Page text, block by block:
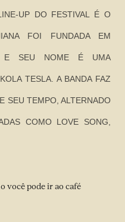
UP DO FESTIVAL É O
FOI FUNDADA EM
E SEU NOME É UMA
TESLA. A BANDA FAZ
SEU TEMPO, ALTERNADO
COMO LOVE SONG,
você pode ir ao café